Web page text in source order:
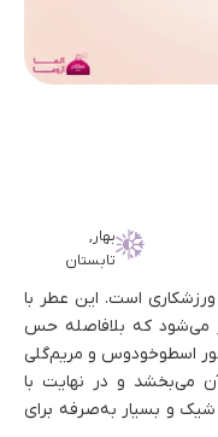
بهار,
تابستان
است. این عطر با
می‌شود که بلافاصله حس
اسطوخودوس و مریم‌گلی
می‌بخشد و در نهایت با
و بسیار به‌صرفه برای